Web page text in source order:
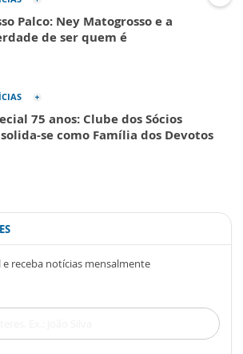
Palco: Ney Matogrosso e a
de ser quem é
75 anos: Clube dos Sócios
se como Família dos Devotos
e receba notícias mensalmente